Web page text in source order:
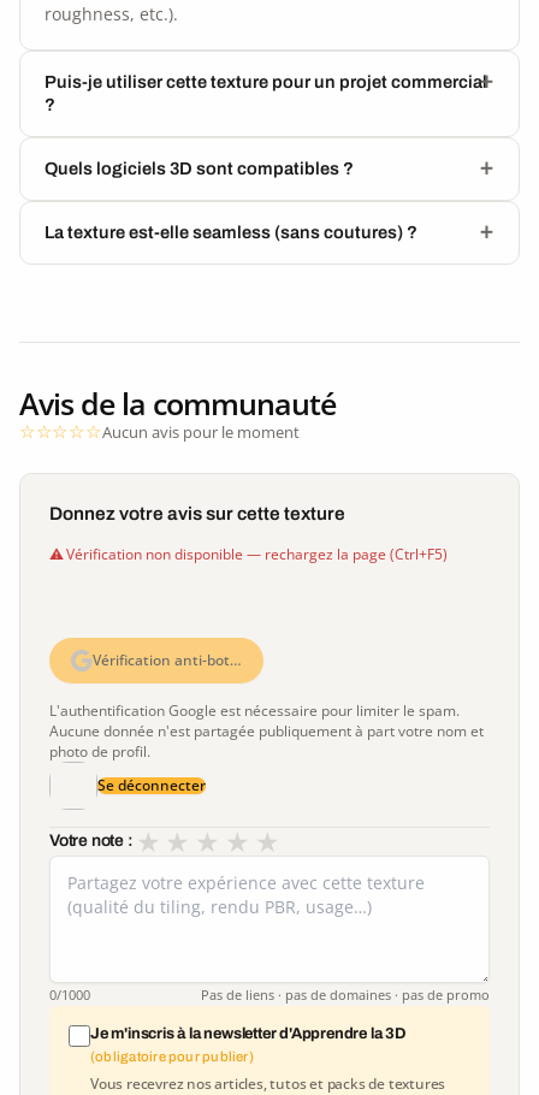
roughness, etc.).
Puis-je utiliser cette texture pour un projet commercial
?
Quels logiciels 3D sont compatibles ?
La texture est-elle seamless (sans coutures) ?
Avis de la communauté
Aucun avis pour le moment
Donnez votre avis sur cette texture
Vérification non disponible — rechargez la page (Ctrl+F5)
Vérification anti-bot…
L'authentification Google est nécessaire pour limiter le spam.
Aucune donnée n'est partagée publiquement à part votre nom et
photo de profil.
Se déconnecter
Votre note : ★
★
★
★
★
0/1000 Pas de liens · pas de domaines · pas de promo
Je m'inscris à la newsletter d'Apprendre la 3D
(obligatoire pour publier)
Vous recevrez nos articles, tutos et packs de textures